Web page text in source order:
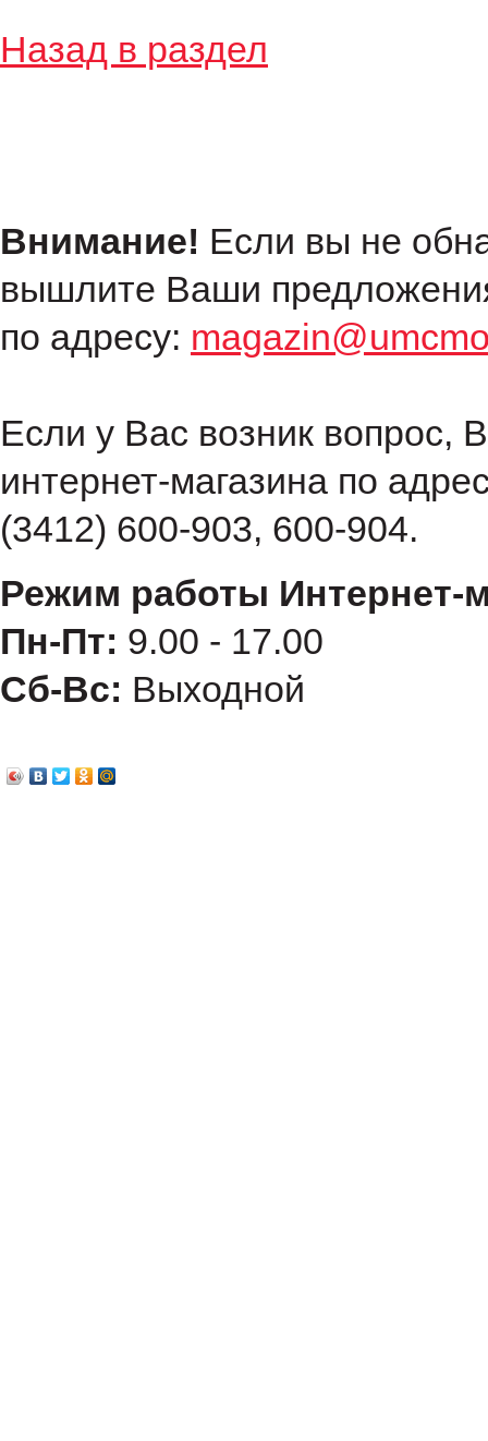
Назад в раздел
Внимание! Если вы не
вышлите Ваши
по адресу:
Если у Вас возник вопрос,
интернет-магазина по
(3412) 600-903, 600-904.
Режим работы Интернет-
Пн-Пт: 9.00 - 17.00
Сб-Вс: Выходной